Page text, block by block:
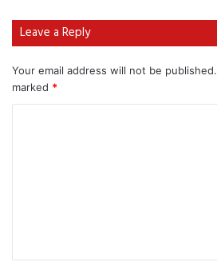
Leave a Reply
Your email address will not be published.
marked *